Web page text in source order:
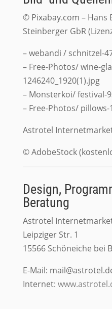
© Pixabay.com – Hans
Steinberger GbR
– webandi / schnitzel-
– Free-Photos/ wine-
1246240_1920(1).jpg
– Monsterkoi/ festival-
– Free-Photos/ pillows-
Astrotel
© AdobeStock
Design,
Beratung
Astrotel
Leipziger Str. 1
15566 Schöneiche bei
E-Mail:
Internet: